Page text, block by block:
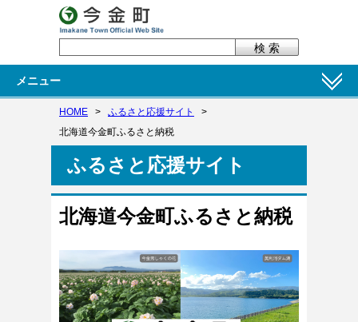
メニュー
HOME > ふるさと応援サイト
>
北海道今金町ふるさと納税
ふるさと応援サイト
北海道今金町ふるさと納税